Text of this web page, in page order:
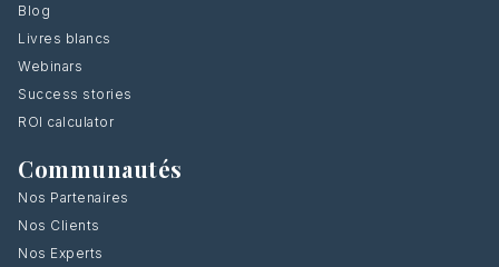
Blog
Livres blancs
Webinars
Success stories
ROI calculator
Communautés
Nos Partenaires
Nos Clients
Nos Experts